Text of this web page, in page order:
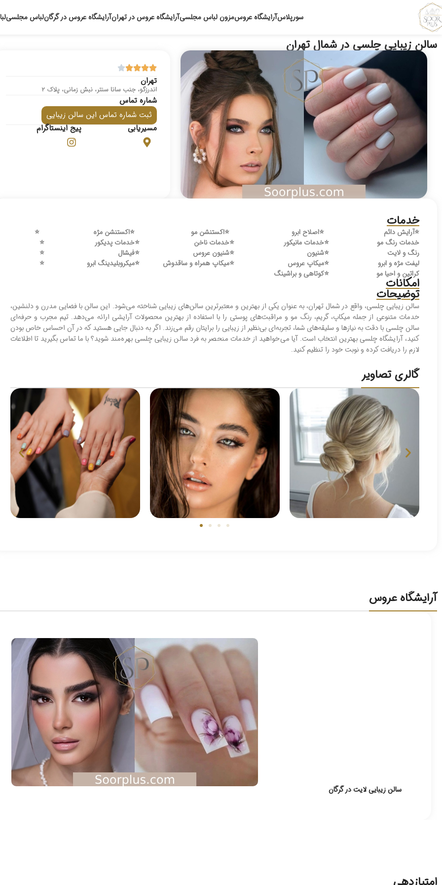
سورپلاسآرایشگاه عروسمزون لباس مجلسیآرایشگاه عروس در تهرانآرایشگاه عروس در گرگانلباس مجلسی
سالن زیبایی چلسی در شمال تهران
تهران
اندرزگو، جنب سانا سنتر، نبش زمانی، پلاک 2
شماره تماس
ثبت شماره تماس این سالن زیبایی
مسیریابی
پیج اینستاگرام
خدمات
⭐️آرایش دائم ⭐️اصلاح ابرو ⭐️اکستنشن مو ⭐️اکستنشن مژه
⭐️
خدمات رنگ مو
⭐️خدمات مانیکور ⭐️خدمات ناخن ⭐️خدمات پدیکور
⭐️
رنگ و لایت
⭐️شنیون ⭐️شنیون عروس ⭐️فیشال
⭐️
لیفت مژه و ابرو
⭐️میکاپ عروس ⭐️میکاپ همراه و ساقدوش ⭐️میکروبلیدینگ ابرو
⭐️
کراتین و احیا مو
⭐️کوتاهی و براشینگ
امکانات
توضیحات
سالن زيبايی چلسی، واقع در شمال تهران، به عنوان یکی از بهترین و معتبرترین سالن‌های زیبایی شناخته می‌شود. این سالن با فضایی مدرن و دلنشین،
خدمات متنوعی از جمله میکاپ، گریم، رنگ مو و مراقبت‌های پوستی را با استفاده از بهترین محصولات آرایشی ارائه می‌دهد. تیم مجرب و حرفه‌ای
سالن چلسی با دقت به نیازها و سلیقه‌های شما، تجربه‌ای بی‌نظیر از زیبایی را برایتان رقم می‌زند. اگر به دنبال جایی هستید که در آن احساس خاص بودن
کنید، آرایشگاه چلسی بهترین انتخاب است. آیا می‌خواهید از خدمات منحصر به فرد سالن زیبایی چلسی بهره‌مند شوید؟ با ما تماس بگیرید تا اطلاعات
لازم را دریافت کرده و نوبت خود را تنظیم کنید.
گالری تصاویر
آرایشگاه عروس
سالن زیبایی لایت در گرگان